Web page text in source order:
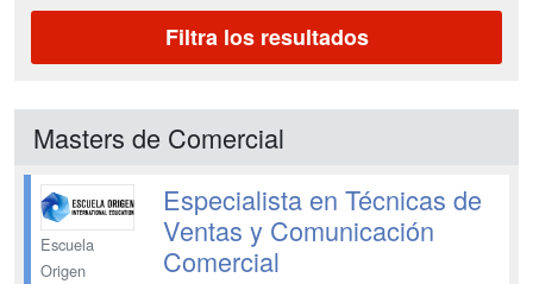
Filtra los resultados
Masters de Comercial
Escuela
Origen
Especialista en Técnicas de
Ventas y Comunicación
Comercial